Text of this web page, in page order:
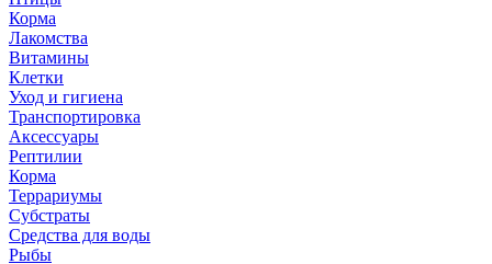
Корма
Лакомства
Витамины
Клетки
Уход и гигиена
Транспортировка
Аксессуары
Рептилии
Корма
Террариумы
Субстраты
Средства для воды
Рыбы